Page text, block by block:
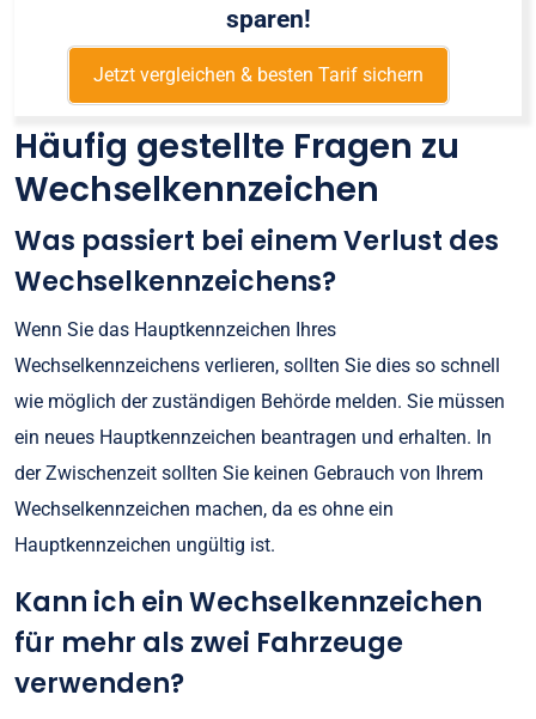
sparen!
Jetzt vergleichen & besten Tarif sichern
Häufig gestellte Fragen zu
Wechselkennzeichen
Was passiert bei einem Verlust des
Wechselkennzeichens?
Wenn Sie das Hauptkennzeichen Ihres
Wechselkennzeichens verlieren, sollten Sie dies so schnell
wie möglich der zuständigen Behörde melden. Sie müssen
ein neues Hauptkennzeichen beantragen und erhalten. In
der Zwischenzeit sollten Sie keinen Gebrauch von Ihrem
Wechselkennzeichen machen, da es ohne ein
Hauptkennzeichen ungültig ist.
Kann ich ein Wechselkennzeichen
für mehr als zwei Fahrzeuge
verwenden?